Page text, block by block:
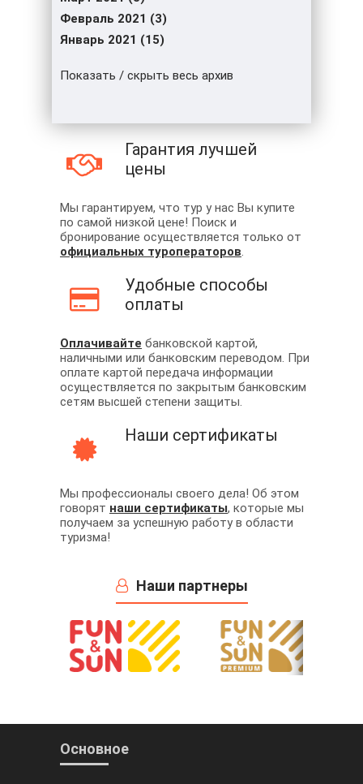
Февраль 2021 (3)
Январь 2021 (15)
Показать / скрыть весь архив
Гарантия лучшей
цены
Мы гарантируем, что тур у нас Вы купите
по самой низкой цене! Поиск и
бронирование осуществляется только от
официальных туроператоров.
Удобные способы
оплаты
Оплачивайте банковской картой,
наличными или банковским переводом. При
оплате картой передача информации
осуществляется по закрытым банковским
сетям высшей степени защиты.
Наши сертификаты
Мы профессионалы своего дела! Об этом
говорят наши сертификаты, которые мы
получаем за успешную работу в области
туризма!
Наши партнеры
Основное